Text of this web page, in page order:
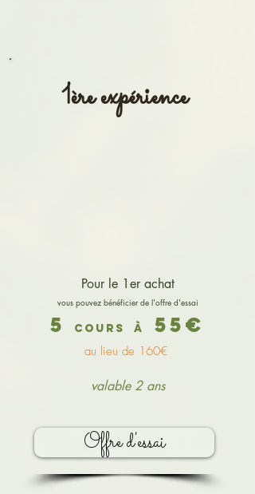
1ère expérience
Pour le 1er achat
vous pouvez bénéficier de l'offre d'essai
5 cours à 55€
au lieu de 160€
valable 2 ans
Offre d'essai